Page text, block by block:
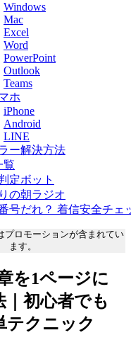
Windows
Mac
Excel
Word
PowerPoint
Outlook
Teams
ホ
iPhone
Android
LINE
ー解決方法
覧
定ボット
の朝ラジオ
号だれ？ 着信安全チェ
プロモーションが含まれてい
ます。
を1ページに
｜初心者でも
テクニック